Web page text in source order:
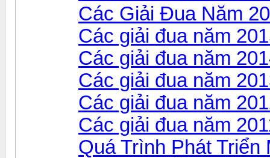
Các Giải Đua Năm
Các giải đua năm
Các giải đua năm
Các giải đua năm
Các giải đua năm
Các giải đua năm
Quá Trình Phát